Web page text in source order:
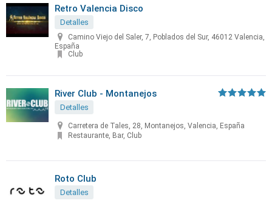
Retro Valencia Disco
Detalles
Camino Viejo del Saler, 7, Poblados del Sur, 46012 Valencia,
España
Club
River Club - Montanejos
Detalles
Carretera de Tales, 28, Montanejos, Valencia, España
Restaurante, Bar, Club
Roto Club
Detalles